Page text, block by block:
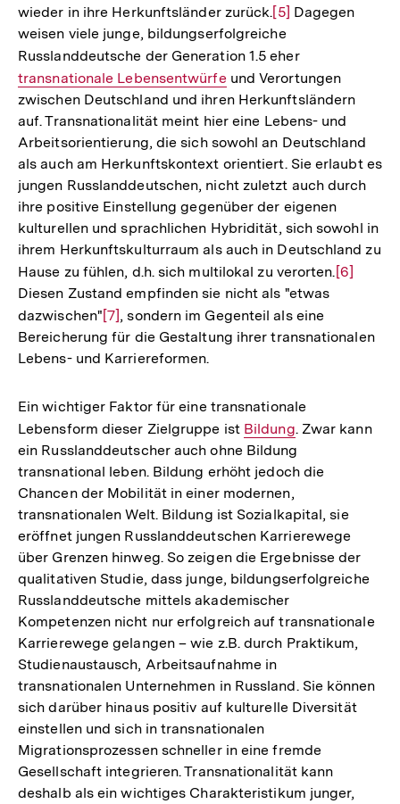
Auflösung
der
Fußnote
wieder in ihre Herkunftsländer zurück.Zur
Auflösung
der
Fußnote
[5] Dagegen
weisen viele junge, bildungserfolgreiche
Russlanddeutsche der Generation 1.5 eherInterner
Link:
transnationale Lebensentwürfe und Verortungen
zwischen Deutschland und ihren Herkunftsländern
auf. Transnationalität meint hier eine Lebens- und
Arbeitsorientierung, die sich sowohl an Deutschland
als auch am Herkunftskontext orientiert. Sie erlaubt es
jungen Russlanddeutschen, nicht zuletzt auch durch
ihre positive Einstellung gegenüber der eigenen
kulturellen und sprachlichen Hybridität, sich sowohl in
ihrem Herkunftskulturraum als auch in Deutschland zu
Hause zu fühlen, d.h. sich multilokal zu verorten. Zur
Fußnote
[6]
Diesen Zustand empfinden sie nicht als "etwas
dazwischen" Zur
Auflösung
der
[7] , sondern im Gegenteil als eine
Bereicherung für die Gestaltung ihrer transnationalen
Lebens- und Karriereformen.
Ein wichtiger Faktor für eine transnationale
Lebensform dieser Zielgruppe ist Interner
Link:
Bildung. Zwar kann
ein Russlanddeutscher auch ohne Bildung
transnational leben. Bildung erhöht jedoch die
Chancen der Mobilität in einer modernen,
transnationalen Welt. Bildung ist Sozialkapital, sie
eröffnet jungen Russlanddeutschen Karrierewege
über Grenzen hinweg. So zeigen die Ergebnisse der
qualitativen Studie, dass junge, bildungserfolgreiche
Russlanddeutsche mittels akademischer
Kompetenzen nicht nur erfolgreich auf transnationale
Karrierewege gelangen – wie z.B. durch Praktikum,
Studienaustausch, Arbeitsaufnahme in
transnationalen Unternehmen in Russland. Sie können
sich darüber hinaus positiv auf kulturelle Diversität
einstellen und sich in transnationalen
Migrationsprozessen schneller in eine fremde
Gesellschaft integrieren. Transnationalität kann
deshalb als ein wichtiges Charakteristikum junger,